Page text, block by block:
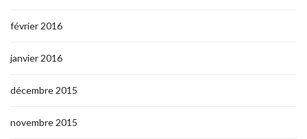
février 2016
janvier 2016
décembre 2015
novembre 2015